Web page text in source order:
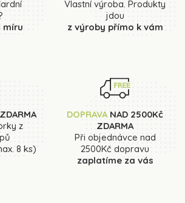
míru
Vlastní výroba. Produkty
jdou
z výroby přímo k vám
ZDARMA
z
8 ks)
DOPRAVA NAD 2500Kč
ZDARMA
Při objednávce nad
2500Kč dopravu
zaplatíme za vás